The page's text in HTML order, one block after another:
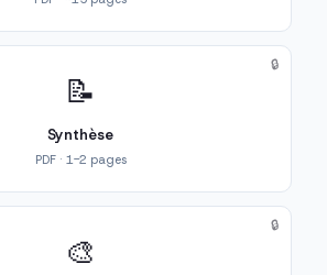
📝
Synthèse
PDF · 1-2 pages
🔒
🎨
🔒